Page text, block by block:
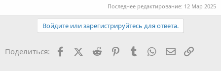
Последнее редактирование: 12 Мар 2025
Войдите или зарегистрируйтесь для ответа.
Поделиться: FacebookX (Twitter)
Reddit PinterestTumblr WhatsApp